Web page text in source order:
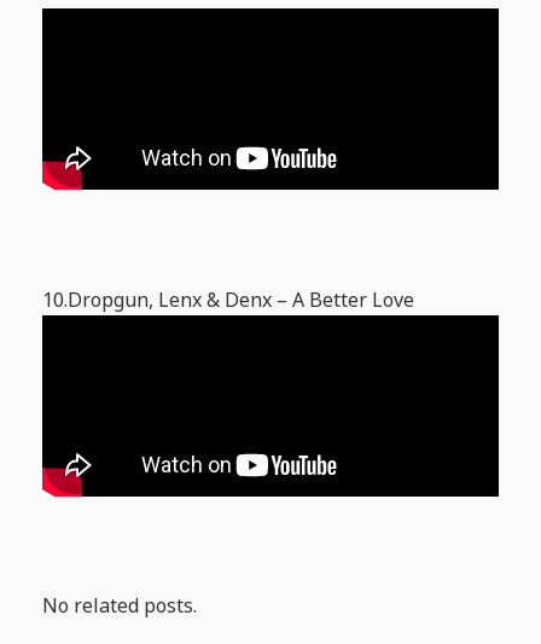
10.Dropgun, Lenx & Denx – A Better Love
No related posts.